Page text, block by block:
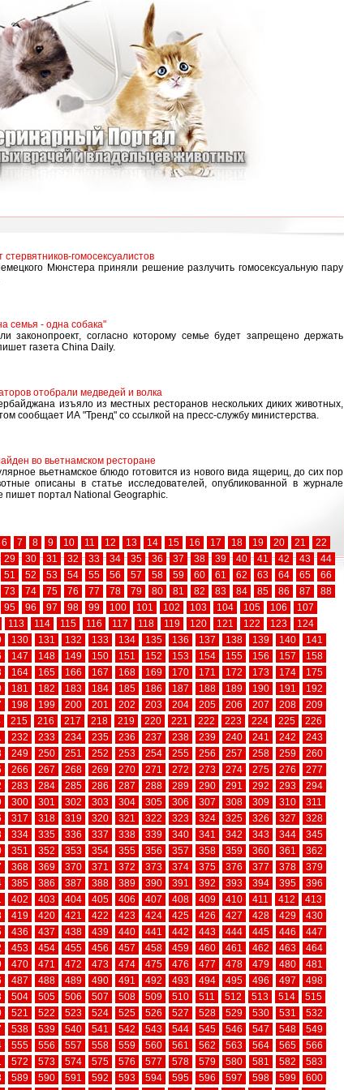
гомосексуалистов
Мюнстера приняли решение разлучить гомосексуальную пару
семья - одна собака"
законопроект, согласно которому семье будет запрещено держать
газета China Daily.
отобрали медведей и волка
изъяло из местных ресторанов нескольких диких животных,
сообщает ИА "Тренд" со ссылкой на пресс-службу министерства.
во вьетнамском ресторане
вьетнамское блюдо готовится из нового вида ящериц, до сих пор
описаны в статье исследователей, опубликованной в журнале
пишет портал National Geographic.
6 7 8 9 10 11 12 13 14 15 16 17 18 19 20 21
22
29 30 31 32 33 34 35 36 37 38 39 40 41 42 43
44
51 52 53 54 55 56 57 58 59 60 61 62 63 64 65
66
73 74 75 76 77 78 79 80 81 82 83 84 85 86 87
88
95 96 97 98 99 100 101 102 103 104 105 106
107
113 114 115 116 117 118 119 120 121 122 123
124
130 131 132 133 134 135 136 137 138 139 140
141
147 148 149 150 151 152 153 154 155 156 157
158
164 165 166 167 168 169 170 171 172 173 174
175
181 182 183 184 185 186 187 188 189 190 191
192
198 199 200 201 202 203 204 205 206 207 208
209
215 216 217 218 219 220 221 222 223 224 225
226
232 233 234 235 236 237 238 239 240 241 242
243
249 250 251 252 253 254 255 256 257 258 259
260
266 267 268 269 270 271 272 273 274 275 276
277
283 284 285 286 287 288 289 290 291 292 293
294
300 301 302 303 304 305 306 307 308 309 310
311
317 318 319 320 321 322 323 324 325 326 327
328
334 335 336 337 338 339 340 341 342 343 344
345
351 352 353 354 355 356 357 358 359 360 361
362
368 369 370 371 372 373 374 375 376 377 378
379
385 386 387 388 389 390 391 392 393 394 395
396
402 403 404 405 406 407 408 409 410 411 412
413
419 420 421 422 423 424 425 426 427 428 429
430
436 437 438 439 440 441 442 443 444 445 446
447
453 454 455 456 457 458 459 460 461 462 463
464
470 471 472 473 474 475 476 477 478 479 480
481
487 488 489 490 491 492 493 494 495 496 497
498
504 505 506 507 508 509 510 511 512 513 514
515
521 522 523 524 525 526 527 528 529 530 531
532
538 539 540 541 542 543 544 545 546 547 548
549
555 556 557 558 559 560 561 562 563 564 565
566
572 573 574 575 576 577 578 579 580 581 582
583
589 590 591 592 593 594 595 596 597 598 599
600